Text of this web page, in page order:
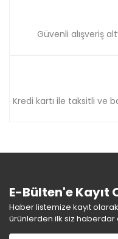
Güvenli alışveriş
Kredi kartı ile taksitli ve
E-Bülten'e Kayıt
Haber listemize kayıt
ürünlerden ilk siz haberdar